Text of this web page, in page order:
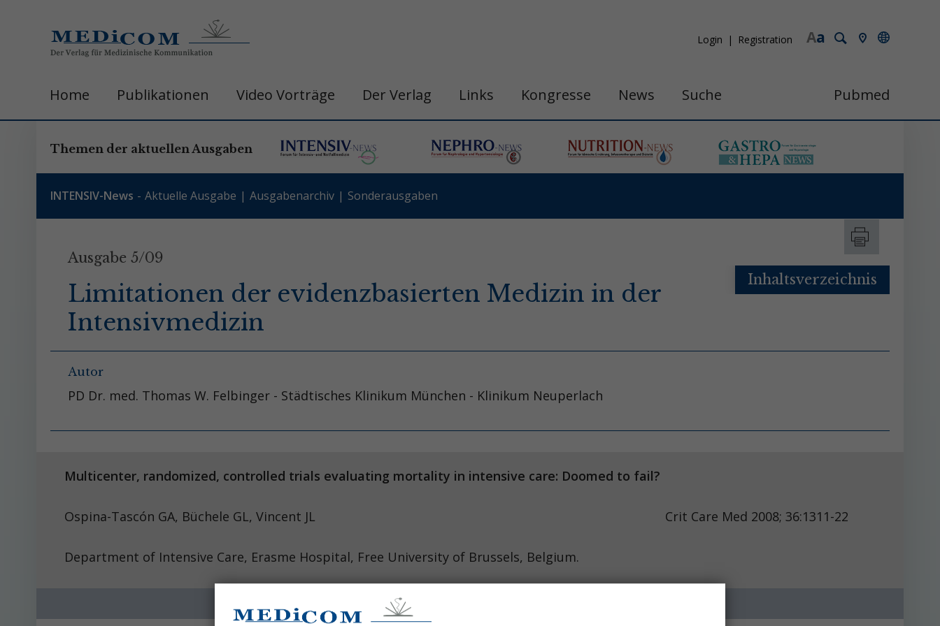
a
A
Login Registration
Home Publikationen Video Vorträge Der Verlag Links Kongresse News Suche Pubmed
Themen der aktuellen Ausgaben
INTENSIV-News Aktuelle Ausgabe Ausgabenarchiv Sonderausgaben
Ausgabe 5/09
Limitationen der evidenzbasierten Medizin in der
Intensivmedizin
Autor
PD Dr. med. Thomas W. Felbinger - Städtisches Klinikum München - Klinikum Neuperlach
Inhaltsverzeichnis
Multicenter, randomized, controlled trials evaluating mortality in intensive care: Doomed to fail?
Ospina-Tascón GA, Büchele GL, Vincent JL Crit Care Med 2008; 36:1311-22
Department of Intensive Care, Erasme Hospital, Free University of Brussels, Belgium.